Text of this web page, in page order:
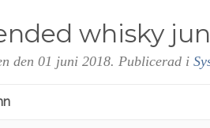
whisky
den 01 juni 2018. Publicerad i